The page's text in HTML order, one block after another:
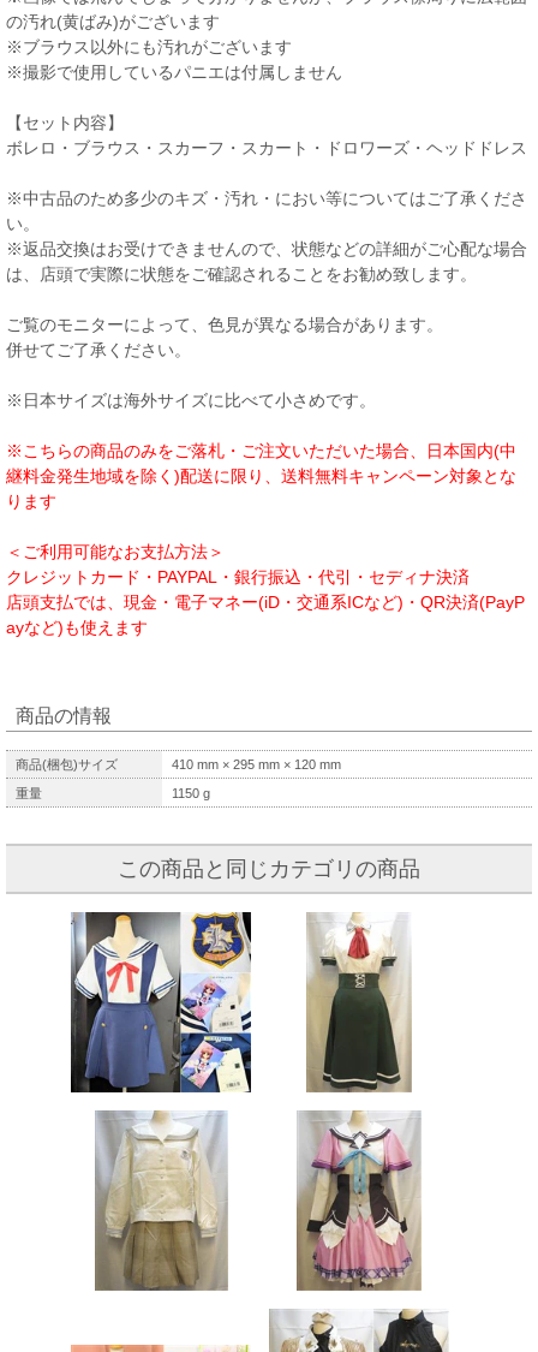
の汚れ(黄ばみ)がございます
※ブラウス以外にも汚れがございます
※撮影で使用しているパニエは付属しません
【セット内容】
ボレロ・ブラウス・スカーフ・スカート・ドロワーズ・ヘッドドレス
※中古品のため多少のキズ・汚れ・におい等についてはご了承くださ
い。
※返品交換はお受けできませんので、状態などの詳細がご心配な場合
は、店頭で実際に状態をご確認されることをお勧め致します。
ご覧のモニターによって、色見が異なる場合があります。
併せてご了承ください。
※日本サイズは海外サイズに比べて小さめです。
※こちらの商品のみをご落札・ご注文いただいた場合、日本国内(中
継料金発生地域を除く)配送に限り、送料無料キャンペーン対象とな
ります
＜ご利用可能なお支払方法＞
クレジットカード・PAYPAL・銀行振込・代引・セディナ決済
店頭支払では、現金・電子マネー(iD・交通系ICなど)・QR決済(PayP
ayなど)も使えます
商品の情報
商品(梱包)サイズ 410 mm × 295 mm × 120 mm
重量
1150 g
この商品と同じカテゴリの商品